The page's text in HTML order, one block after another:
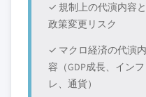
✓ 規制上の代演内容と
政策変更リスク
✓ マクロ経済の代演内
容（GDP成長、インフ
レ、通貨）